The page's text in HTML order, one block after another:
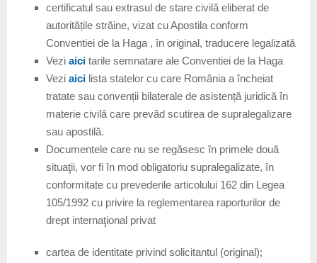
certificatul sau extrasul de stare civilă eliberat de
autoritățile străine, vizat cu Apostila conform
Conventiei de la Haga , în original, traducere legalizată
Vezi aici tarile semnatare ale Conventiei de la Haga
Vezi aici lista statelor cu care România a încheiat
tratate sau convenții bilaterale de asistență juridică în
materie civilă care prevăd scutirea de supralegalizare
sau apostilă.
Documentele care nu se regăsesc în primele două
situaţii, vor fi în mod obligatoriu supralegalizate, în
conformitate cu prevederile articolului 162 din Legea
105/1992 cu privire la reglementarea raporturilor de
drept internaţional privat
cartea de identitate privind solicitantul (original);